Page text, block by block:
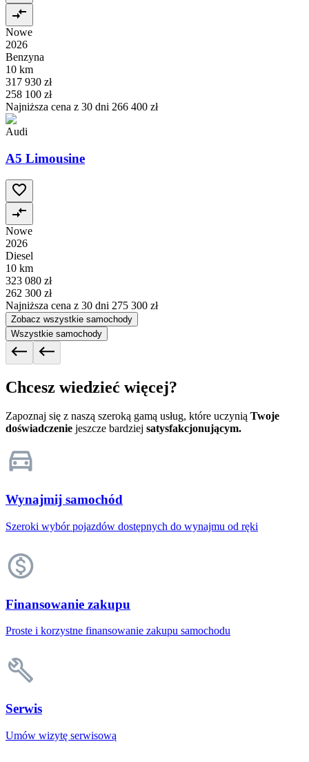
Nowe
2026
Benzyna
10 km
317 930 zł
258 100 zł
Najniższa cena z 30 dni 266 400 zł
Audi
A5 Limousine
Nowe
2026
Diesel
10 km
323 080 zł
262 300 zł
Najniższa cena z 30 dni 275 300 zł
Zobacz wszystkie samochody
Wszystkie samochody
Chcesz wiedzieć więcej?
Zapoznaj się z naszą szeroką gamą usług, które uczynią Twoje
doświadczenie jeszcze bardziej satysfakcjonującym.
Wynajmij samochód
Szeroki wybór pojazdów dostępnych do wynajmu od ręki
Finansowanie zakupu
Proste i korzystne finansowanie zakupu samochodu
Serwis
Umów wizytę serwisową